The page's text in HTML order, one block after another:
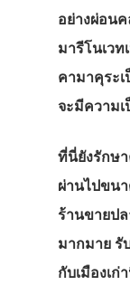
อย่างผ่อน
มารีโนเวท
คามาคุระเ
จะมีความเ
ที่นี่ยังรักษา
ผ่านไปขน
ร้านขายปล
มากมาย รั
กับเมืองเก่